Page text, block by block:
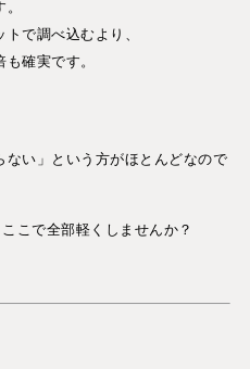
で調べ込むより、
確実です。
ない」という方がほとんどなので
こで全部軽くしませんか？